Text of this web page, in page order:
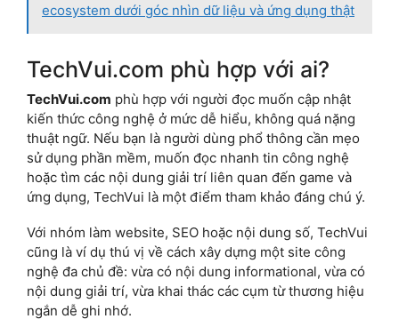
ecosystem dưới góc nhìn dữ liệu và ứng dụng thật
TechVui.com phù hợp với ai?
TechVui.com phù hợp với người đọc muốn cập nhật
kiến thức công nghệ ở mức dễ hiểu, không quá nặng
thuật ngữ. Nếu bạn là người dùng phổ thông cần mẹo
sử dụng phần mềm, muốn đọc nhanh tin công nghệ
hoặc tìm các nội dung giải trí liên quan đến game và
ứng dụng, TechVui là một điểm tham khảo đáng chú ý.
Với nhóm làm website, SEO hoặc nội dung số, TechVui
cũng là ví dụ thú vị về cách xây dựng một site công
nghệ đa chủ đề: vừa có nội dung informational, vừa có
nội dung giải trí, vừa khai thác các cụm từ thương hiệu
ngắn dễ ghi nhớ.